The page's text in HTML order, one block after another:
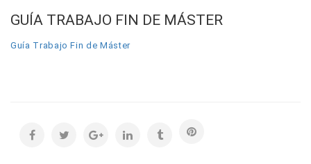
GUÍA TRABAJO FIN DE MÁSTER
Guía Trabajo Fin de Máster